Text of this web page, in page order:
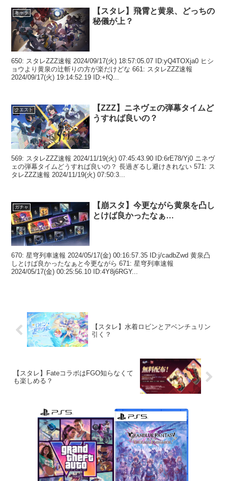
キャラ
【スタレ】飛霄と黄泉、どっちの
秘儀が上？
650: スタレZZZ速報 2024/09/17(火) 18:57:05.07 ID:yQ4TOXja0 ヒシ
ョウより黄泉の辻斬りの方が楽だけどな 661: スタレZZZ速報
2024/09/17(火) 19:14:52.19 ID:+fQ...
クエスト
【ZZZ】ニネヴェの弾幕タイムど
うすれば良いの？
569: スタレZZZ速報 2024/11/19(火) 07:45:43.90 ID:6rE78/Yj0 ニネヴ
ェの弾幕タイムどうすれば良いの？ 長過ぎるし避けきれない 571: ス
タレZZZ速報 2024/11/19(火) 07:50:3...
ガチャ
【崩スタ】今更ながら黄泉を凸し
とけば良かったなぁ…
670: 星穹列車速報 2024/05/17(金) 00:16:57.35 ID:j/cadbZwd 黄泉凸
しとけば良かったなぁと今更ながら 671: 星穹列車速報
2024/05/17(金) 00:25:56.10 ID:4Y8j6RGY...
【スタレ】水着ロビンとアベンチュリン
引く？
【スタレ】FateコラボはFGO知らなくて
も楽しめる？